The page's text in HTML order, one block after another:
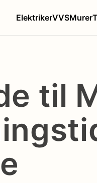
ElektrikerVVSMurer
til